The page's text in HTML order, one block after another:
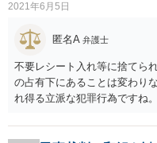
2021年6月5日
匿名A 弁護士
不要レシート入れ等に捨てら
の占有下にあることは変わり
れ得る立派な犯罪行為ですね
るリスクは低いと思いますが